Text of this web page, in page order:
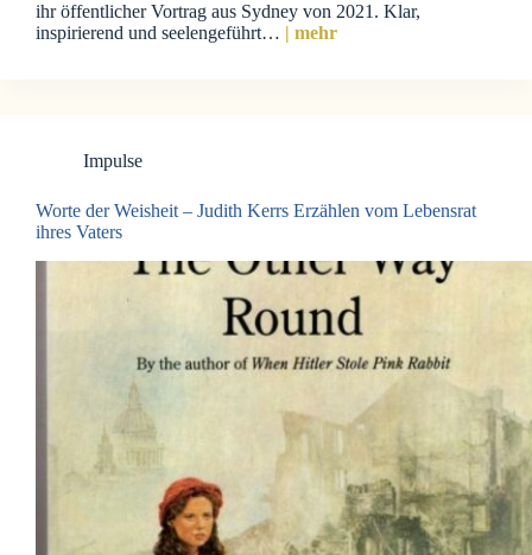
ihr öffentlicher Vortrag aus Sydney von 2021. Klar,
inspirierend und seelengeführt… | mehr
Impulse
Worte der Weisheit – Judith Kerrs Erzählen vom Lebensrat
ihres Vaters